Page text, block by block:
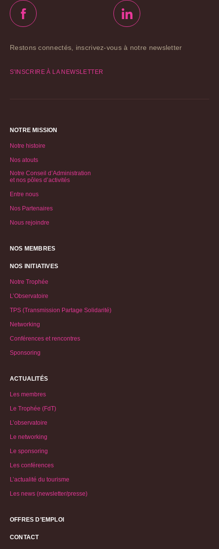
Restons connectés, inscrivez-vous à notre newsletter
S'INSCRIRE À LA NEWSLETTER
NOTRE MISSION
Notre histoire
Nos atouts
Notre Conseil d’Administration
et nos pôles d’activités
Entre nous
Nos Partenaires
Nous rejoindre
NOS MEMBRES
NOS INITIATIVES
Notre Trophée
L’Observatoire
TPS (Transmission Partage Solidarité)
Networking
Conférences et rencontres
Sponsoring
ACTUALITÉS
Les membres
Le Trophée (FdT)
L’observatoire
Le networking
Le sponsoring
Les conférences
L’actualité du tourisme
Les news (newsletter/presse)
OFFRES D’EMPLOI
CONTACT